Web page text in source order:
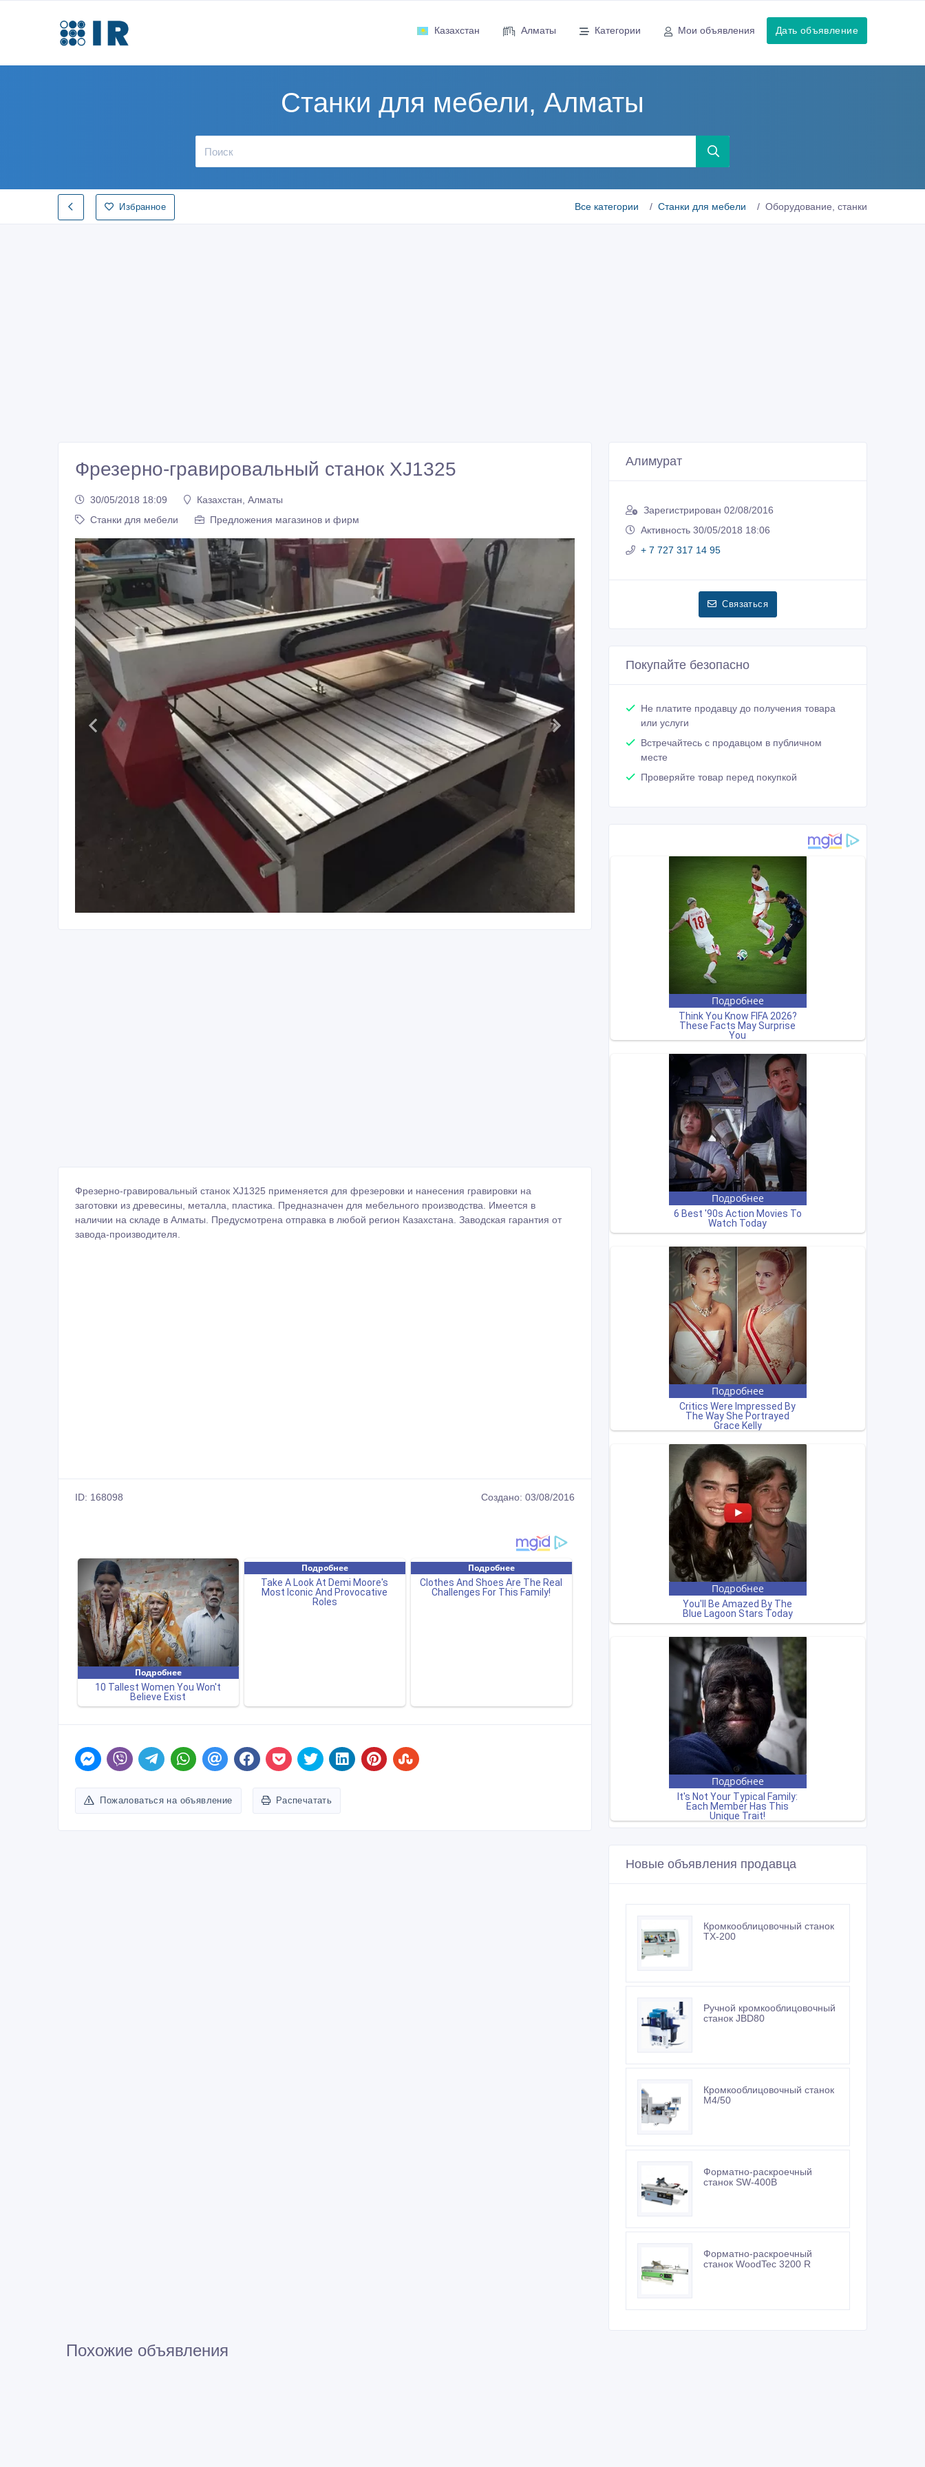
Казахстан Алматы Категории Мои объявления Дать объявление
Станки для мебели, Алматы
Избранное Все категории Станки для мебели Оборудование, станки
Фрезерно-гравировальный станок XJ1325
30/05/2018 18:09
Казахстан, Алматы
Станки для мебели
Предложения магазинов и фирм
Фрезерно-гравировальный станок XJ1325 применяется для фрезеровки и нанесения гравировки на
заготовки из древесины, металла, пластика. Предназначен для мебельного производства. Имеется в
наличии на складе в Алматы. Предусмотрена отправка в любой регион Казахстана. Заводская гарантия от
завода-производителя.
ID: 168098 Создано: 03/08/2016
Пожаловаться на объявление Распечатать
Алимурат
Зарегистрирован 02/08/2016
Активность 30/05/2018 18:06
+ 7 727 317 14 95
Связаться
Покупайте безопасно
Не платите продавцу до получения товара
или услуги
Встречайтесь с продавцом в публичном
месте
Проверяйте товар перед покупкой
Новые объявления продавца
Кромкооблицовочный станок
TX-200
Ручной кромкооблицовочный
станок JBD80
Кромкооблицовочный станок
M4/50
Форматно-раскроечный
станок SW-400B
Форматно-раскроечный
станок WoodTec 3200 R
Похожие объявления